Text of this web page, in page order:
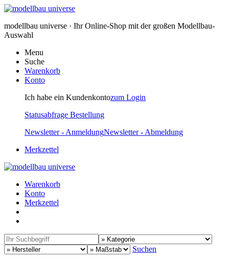
modellbau universe · Ihr Online-Shop mit der großen Modellbau-
Auswahl
Menu
Suche
Warenkorb
Konto
Ich habe ein Kundenkontozum Login
Statusabfrage Bestellung
Newsletter - AnmeldungNewsletter - Abmeldung
Merkzettel
Warenkorb
Konto
Merkzettel
Suchen